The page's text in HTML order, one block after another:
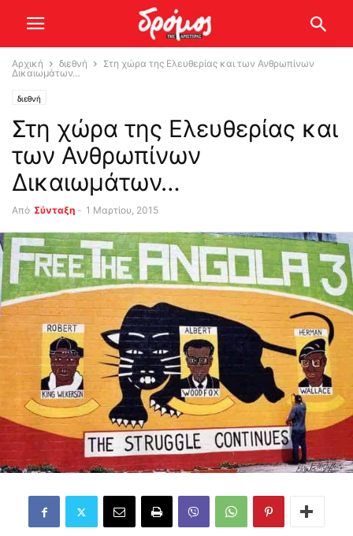
Αρχική διεθνή
Στη χώρα της Ελευθερίας και των Ανθρωπίνων
Δικαιωμάτων…
διεθνή
Στη χώρα της Ελευθερίας και
των Ανθρωπίνων
Δικαιωμάτων…
Από Σύνταξη - 1 Μαρτίου, 2015